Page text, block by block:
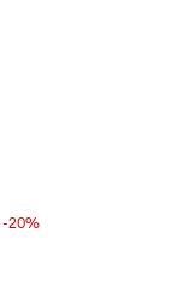
-20%